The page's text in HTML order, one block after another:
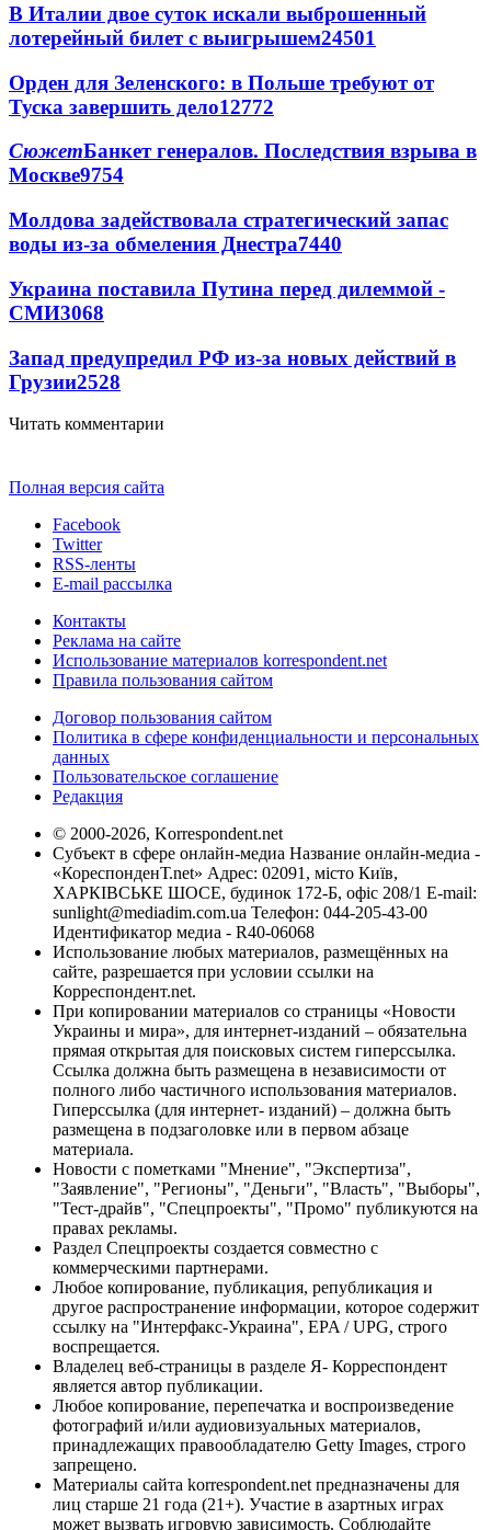
В Италии двое суток искали выброшенный
лотерейный билет с выигрышем24501
Орден для Зеленского: в Польше требуют от
Туска завершить дело12772
СюжетБанкет генералов. Последствия взрыва в
Москве9754
Молдова задействовала стратегический запас
воды из-за обмеления Днестра7440
Украина поставила Путина перед дилеммой -
СМИ3068
Запад предупредил РФ из-за новых действий в
Грузии2528
Читать комментарии
Полная версия сайта
Facebook
Twitter
RSS-ленты
E-mail рассылка
Контакты
Реклама на сайте
Использование материалов korrespondent.net
Правила пользования сайтом
Договор пользования сайтом
Политика в сфере конфиденциальности и персональных
данных
Пользовательское соглашение
Редакция
© 2000-2026, Korrespondent.net
Субъект в сфере онлайн-медиа Название онлайн-медиа -
«КореспонденТ.net» Адрес: 02091, місто Київ,
ХАРКІВСЬКЕ ШОСЕ, будинок 172-Б, офіс 208/1 E-mail:
sunlight@mediadim.com.ua Телефон: 044-205-43-00
Идентификатор медиа - R40-06068
Использование любых материалов, размещённых на
сайте, разрешается при условии ссылки на
Корреспондент.net.
При копировании материалов со страницы «Новости
Украины и мира», для интернет-изданий – обязательна
прямая открытая для поисковых систем гиперссылка.
Ссылка должна быть размещена в независимости от
полного либо частичного использования материалов.
Гиперссылка (для интернет- изданий) – должна быть
размещена в подзаголовке или в первом абзаце
материала.
Новости с пометками "Мнение", "Экспертиза",
"Заявление", "Регионы", "Деньги", "Власть", "Выборы",
"Тест-драйв", "Спецпроекты", "Промо" публикуются на
правах рекламы.
Раздел Спецпроекты создается совместно с
коммерческими партнерами.
Любое копирование, публикация, републикация и
другое распространение информации, которое содержит
ссылку на "Интерфакс-Украина", EPA / UPG, строго
воспрещается.
Владелец веб-страницы в разделе Я- Корреспондент
является автор публикации.
Любое копирование, перепечатка и воспроизведение
фотографий и/или аудиовизуальных материалов,
принадлежащих правообладателю Getty Images, строго
запрещено.
Материалы сайта korrespondent.net предназначены для
лиц старше 21 года (21+). Участие в азартных играх
может вызвать игровую зависимость. Соблюдайте